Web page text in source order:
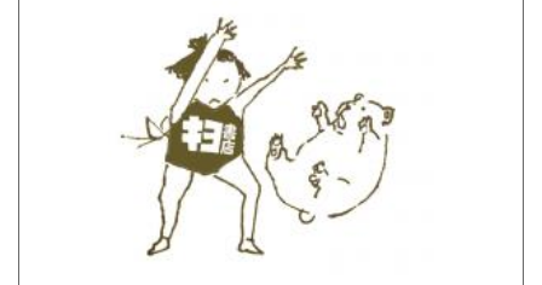
600円
600円 大分県
600円 鹿児島県
600円